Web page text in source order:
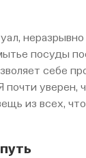
неразрывно
посуды
себе
почти уверен,
из всех,